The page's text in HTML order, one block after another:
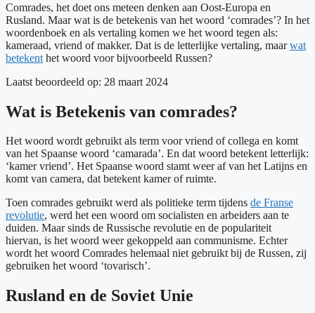
Comrades, het doet ons meteen denken aan Oost-Europa en
Rusland. Maar wat is de betekenis van het woord ‘comrades’? In het
woordenboek en als vertaling komen we het woord tegen als:
kameraad, vriend of makker. Dat is de letterlijke vertaling, maarwat
betekent het woord voor bijvoorbeeld Russen?
Laatst beoordeeld op: 28 maart 2024
Wat is Betekenis van comrades?
Het woord wordt gebruikt als term voor vriend of collega en komt
van het Spaanse woord ‘camarada’. En dat woord betekent letterlijk:
‘kamer vriend’. Het Spaanse woord stamt weer af van het Latijns en
komt van camera, dat betekent kamer of ruimte.
Toen comrades gebruikt werd als politieke term tijdens de Franse
revolutie, werd het een woord om socialisten en arbeiders aan te
duiden. Maar sinds de Russische revolutie en de populariteit
hiervan, is het woord weer gekoppeld aan communisme. Echter
wordt het woord Comrades helemaal niet gebruikt bij de Russen, zij
gebruiken het woord ‘tovarisch’.
Rusland en de Soviet Unie